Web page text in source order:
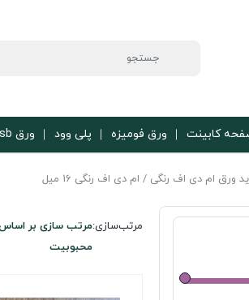
کابینت ورق فومیزه پلی وود ورق osb
ورق ام دی اف رنگی / ام دی اف رنگی 16 میل
مرتب‌سازی:مرتب سازی بر
محبوبیت